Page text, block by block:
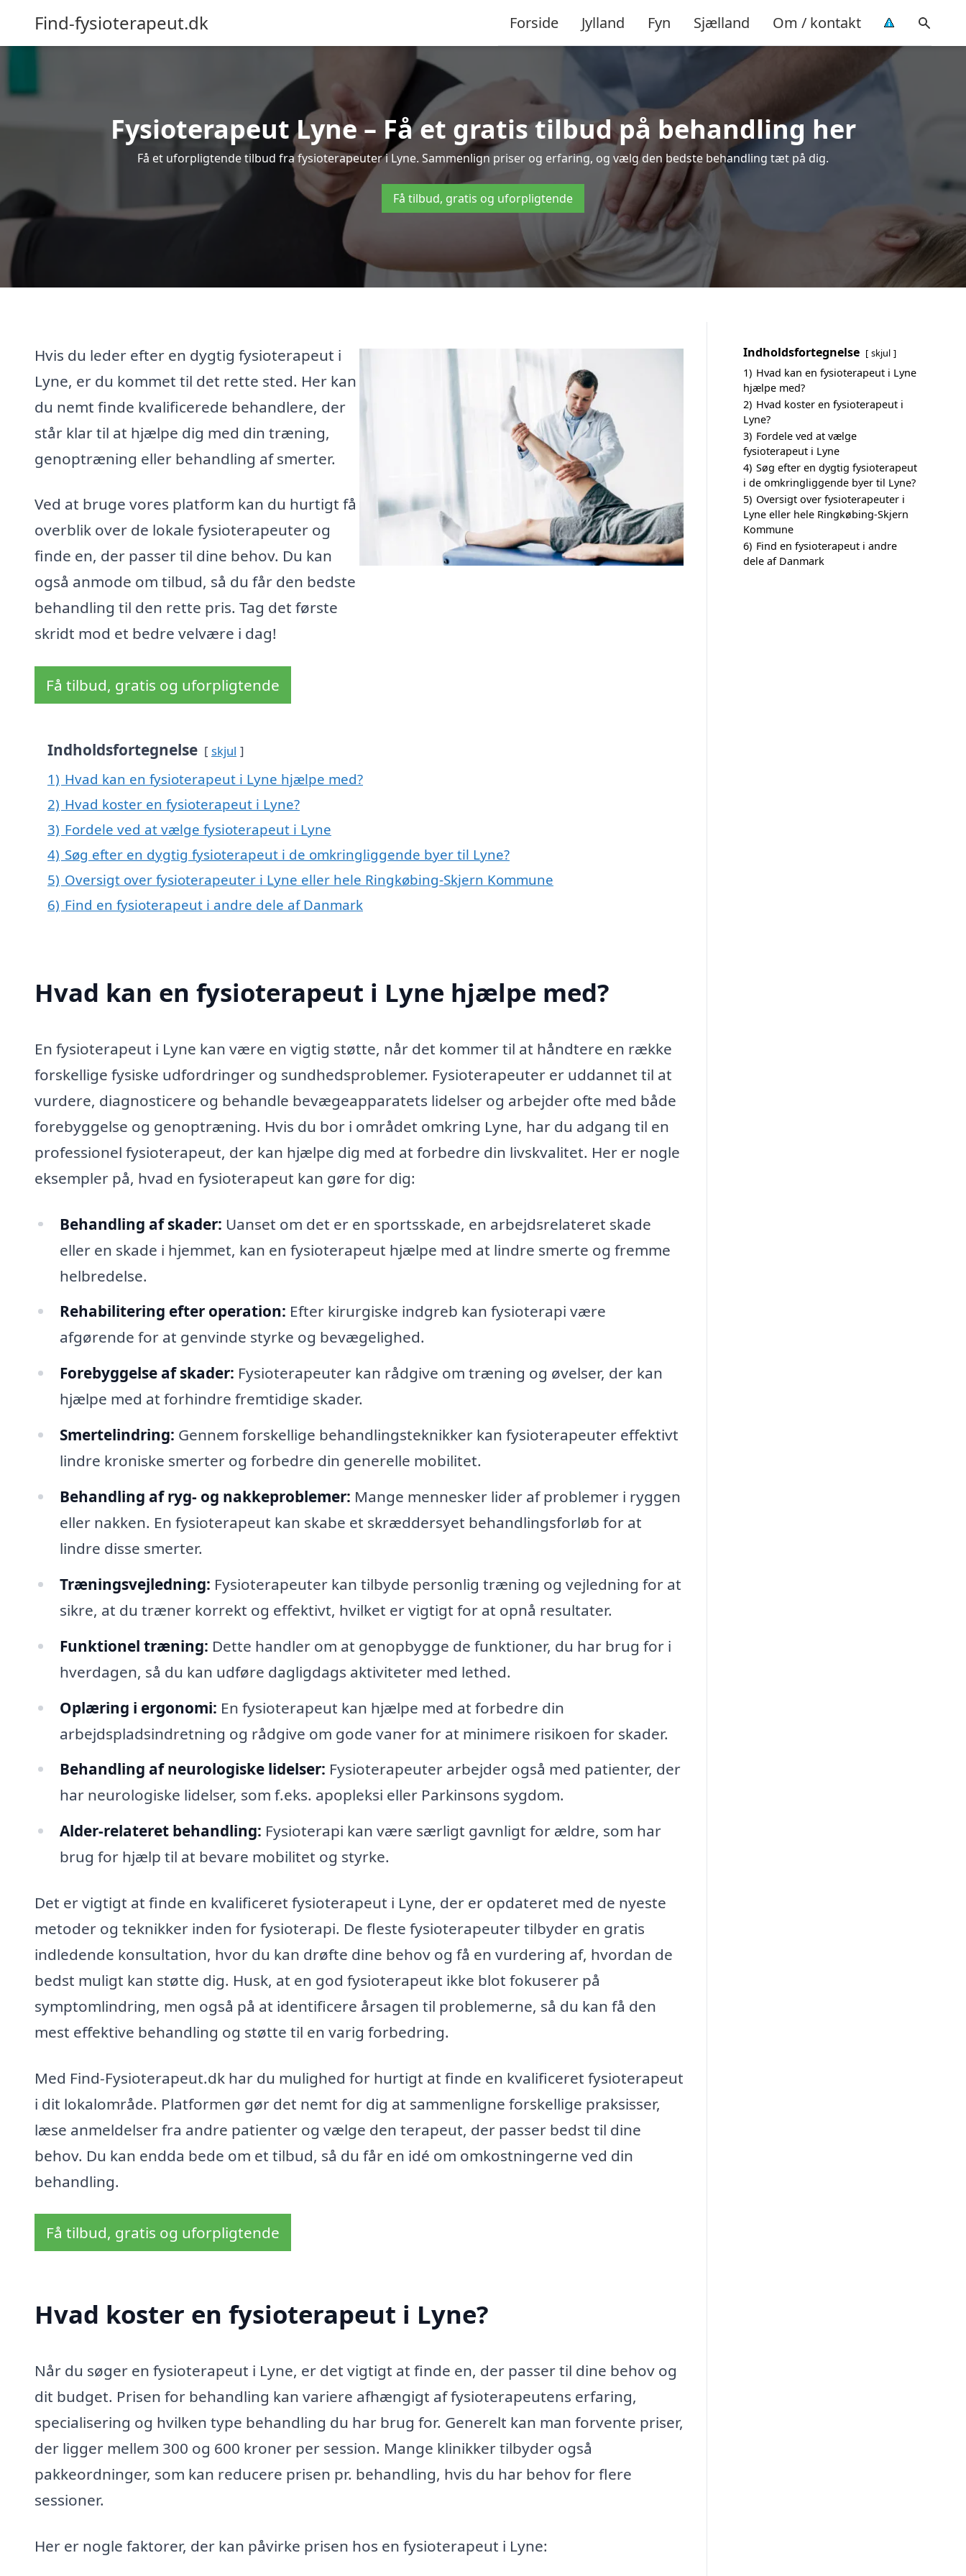
Find-fysioterapeut.dk Forside Jylland Fyn Sjælland Om / kontakt
Fysioterapeut Lyne – Få et gratis tilbud på behandling her
Få et uforpligtende tilbud fra fysioterapeuter i Lyne. Sammenlign priser og erfaring, og vælg den bedste behandling tæt på dig.
Få tilbud, gratis og uforpligtende
Hvis du leder efter en dygtig fysioterapeut i
Lyne, er du kommet til det rette sted. Her kan
du nemt finde kvalificerede behandlere, der
står klar til at hjælpe dig med din træning,
genoptræning eller behandling af smerter.
Ved at bruge vores platform kan du hurtigt få
overblik over de lokale fysioterapeuter og
finde en, der passer til dine behov. Du kan
også anmode om tilbud, så du får den bedste
behandling til den rette pris. Tag det første
skridt mod et bedre velvære i dag!
Få tilbud, gratis og uforpligtende
Indholdsfortegnelse skjul
1) Hvad kan en fysioterapeut i Lyne hjælpe med?
2) Hvad koster en fysioterapeut i Lyne?
3) Fordele ved at vælge fysioterapeut i Lyne
4) Søg efter en dygtig fysioterapeut i de omkringliggende byer til Lyne?
5) Oversigt over fysioterapeuter i Lyne eller hele Ringkøbing-Skjern Kommune
6) Find en fysioterapeut i andre dele af Danmark
Hvad kan en fysioterapeut i Lyne hjælpe med?
En fysioterapeut i Lyne kan være en vigtig støtte, når det kommer til at håndtere en række
forskellige fysiske udfordringer og sundhedsproblemer. Fysioterapeuter er uddannet til at
vurdere, diagnosticere og behandle bevægeapparatets lidelser og arbejder ofte med både
forebyggelse og genoptræning. Hvis du bor i området omkring Lyne, har du adgang til en
professionel fysioterapeut, der kan hjælpe dig med at forbedre din livskvalitet. Her er nogle
eksempler på, hvad en fysioterapeut kan gøre for dig:
Behandling af skader: Uanset om det er en sportsskade, en arbejdsrelateret skade
eller en skade i hjemmet, kan en fysioterapeut hjælpe med at lindre smerte og fremme
helbredelse.
Rehabilitering efter operation: Efter kirurgiske indgreb kan fysioterapi være
afgørende for at genvinde styrke og bevægelighed.
Forebyggelse af skader: Fysioterapeuter kan rådgive om træning og øvelser, der kan
hjælpe med at forhindre fremtidige skader.
Smertelindring: Gennem forskellige behandlingsteknikker kan fysioterapeuter effektivt
lindre kroniske smerter og forbedre din generelle mobilitet.
Behandling af ryg- og nakkeproblemer: Mange mennesker lider af problemer i ryggen
eller nakken. En fysioterapeut kan skabe et skræddersyet behandlingsforløb for at
lindre disse smerter.
Træningsvejledning: Fysioterapeuter kan tilbyde personlig træning og vejledning for at
sikre, at du træner korrekt og effektivt, hvilket er vigtigt for at opnå resultater.
Funktionel træning: Dette handler om at genopbygge de funktioner, du har brug for i
hverdagen, så du kan udføre dagligdags aktiviteter med lethed.
Oplæring i ergonomi: En fysioterapeut kan hjælpe med at forbedre din
arbejdspladsindretning og rådgive om gode vaner for at minimere risikoen for skader.
Behandling af neurologiske lidelser: Fysioterapeuter arbejder også med patienter, der
har neurologiske lidelser, som f.eks. apopleksi eller Parkinsons sygdom.
Alder-relateret behandling: Fysioterapi kan være særligt gavnligt for ældre, som har
brug for hjælp til at bevare mobilitet og styrke.
Det er vigtigt at finde en kvalificeret fysioterapeut i Lyne, der er opdateret med de nyeste
metoder og teknikker inden for fysioterapi. De fleste fysioterapeuter tilbyder en gratis
indledende konsultation, hvor du kan drøfte dine behov og få en vurdering af, hvordan de
bedst muligt kan støtte dig. Husk, at en god fysioterapeut ikke blot fokuserer på
symptomlindring, men også på at identificere årsagen til problemerne, så du kan få den
mest effektive behandling og støtte til en varig forbedring.
Med Find-Fysioterapeut.dk har du mulighed for hurtigt at finde en kvalificeret fysioterapeut
i dit lokalområde. Platformen gør det nemt for dig at sammenligne forskellige praksisser,
læse anmeldelser fra andre patienter og vælge den terapeut, der passer bedst til dine
behov. Du kan endda bede om et tilbud, så du får en idé om omkostningerne ved din
behandling.
Få tilbud, gratis og uforpligtende
Hvad koster en fysioterapeut i Lyne?
Når du søger en fysioterapeut i Lyne, er det vigtigt at finde en, der passer til dine behov og
dit budget. Prisen for behandling kan variere afhængigt af fysioterapeutens erfaring,
specialisering og hvilken type behandling du har brug for. Generelt kan man forvente priser,
der ligger mellem 300 og 600 kroner per session. Mange klinikker tilbyder også
pakkeordninger, som kan reducere prisen pr. behandling, hvis du har behov for flere
sessioner.
Her er nogle faktorer, der kan påvirke prisen hos en fysioterapeut i Lyne:
Indholdsfortegnelse skjul
1) Hvad kan en fysioterapeut i Lyne
hjælpe med?
2) Hvad koster en fysioterapeut i
Lyne?
3) Fordele ved at vælge
fysioterapeut i Lyne
4) Søg efter en dygtig fysioterapeut
i de omkringliggende byer til Lyne?
5) Oversigt over fysioterapeuter i
Lyne eller hele Ringkøbing-Skjern
Kommune
6) Find en fysioterapeut i andre
dele af Danmark